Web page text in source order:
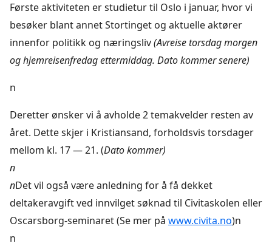
Første aktiviteten er studietur til Oslo i januar, hvor vi
besøker blant annet Stortinget og aktuelle aktører
innenfor politikk og næringsliv(Avreise torsdag morgen
og hjemreisenfredag ettermiddag. Dato kommer senere)
n
Deretter ønsker vi å avholde 2 temakvelder resten av
året. Dette skjer i Kristiansand, forholdsvis torsdager
mellom kl. 17 — 21. (Dato kommer)
n
nDet vil også være anledning for å få dekket
deltakeravgift ved innvilget søknad til Civitaskolen eller
Oscarsborg-seminaret (Se mer på www.civita.no)n
n